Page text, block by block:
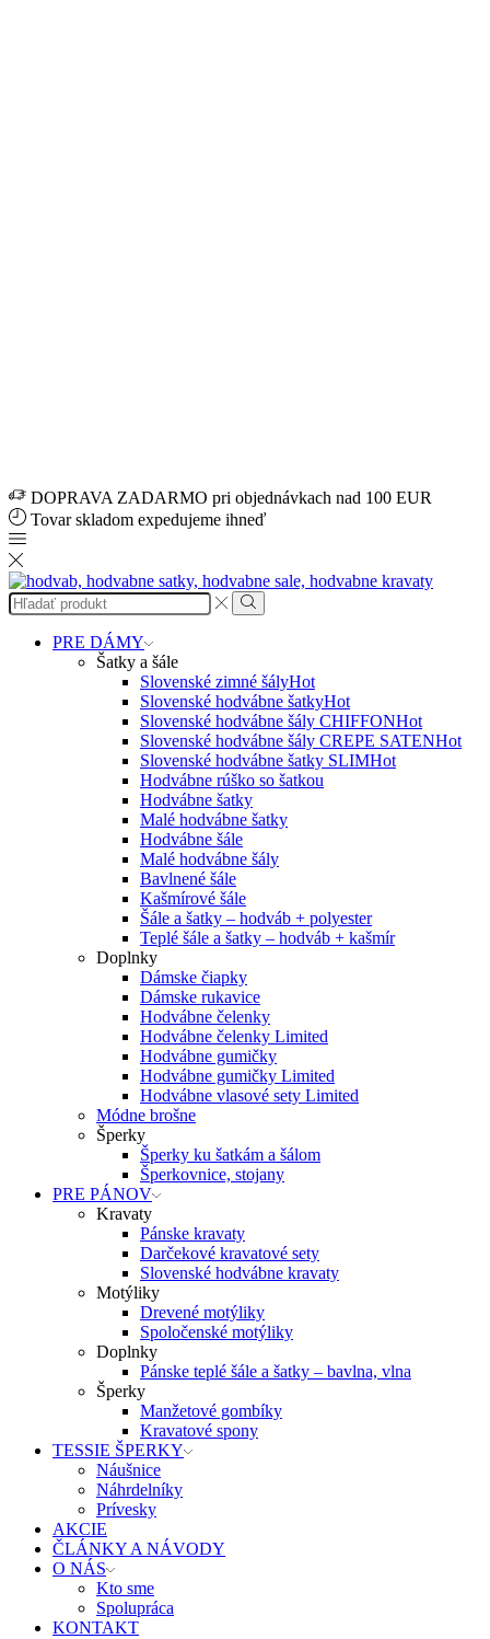
DOPRAVA ZADARMO pri objednávkach nad 100 EUR
Tovar skladom expedujeme ihneď
Search
input
Search
PRE DÁMY
Šatky a šále
Slovenské zimné šályHot
Slovenské hodvábne šatkyHot
Slovenské hodvábne šály CHIFFONHot
Slovenské hodvábne šály CREPE SATENHot
Slovenské hodvábne šatky SLIMHot
Hodvábne rúško so šatkou
Hodvábne šatky
Malé hodvábne šatky
Hodvábne šále
Malé hodvábne šály
Bavlnené šále
Kašmírové šále
Šále a šatky – hodváb + polyester
Teplé šále a šatky – hodváb + kašmír
Doplnky
Dámske čiapky
Dámske rukavice
Hodvábne čelenky
Hodvábne čelenky Limited
Hodvábne gumičky
Hodvábne gumičky Limited
Hodvábne vlasové sety Limited
Módne brošne
Šperky
Šperky ku šatkám a šálom
Šperkovnice, stojany
PRE PÁNOV
Kravaty
Pánske kravaty
Darčekové kravatové sety
Slovenské hodvábne kravaty
Motýliky
Drevené motýliky
Spoločenské motýliky
Doplnky
Pánske teplé šále a šatky – bavlna, vlna
Šperky
Manžetové gombíky
Kravatové spony
TESSIE ŠPERKY
Náušnice
Náhrdelníky
Prívesky
AKCIE
ČLÁNKY A NÁVODY
O NÁS
Kto sme
Spolupráca
KONTAKT